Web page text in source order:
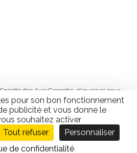
Ajouter au panier
des Avis Garantis, cliquez ici pour
pour son bon fonctionnement
publicité et vous donne le
souhaitez activer
Tout refuser
Personnaliser
de confidentialité